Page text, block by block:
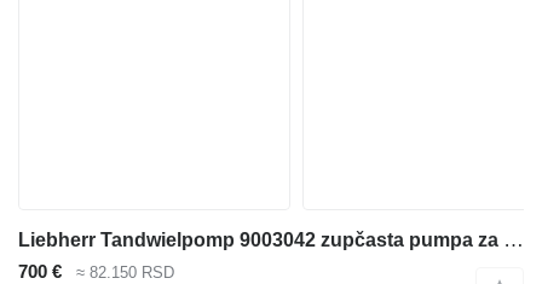
Liebherr Tandwielpomp 9003042 zupčasta pumpa za Liebherr A904 Li bagera
700 € ≈ 82.150 RSD